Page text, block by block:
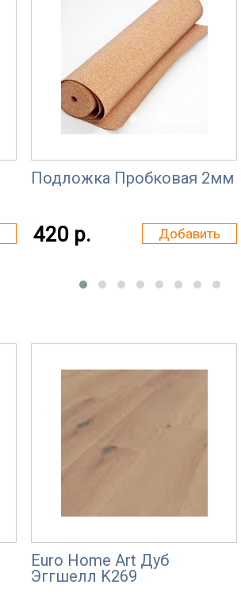
Подложка Пробковая 2мм
420 р. Добавить
Euro Home Art Дуб
Эггшелл K269